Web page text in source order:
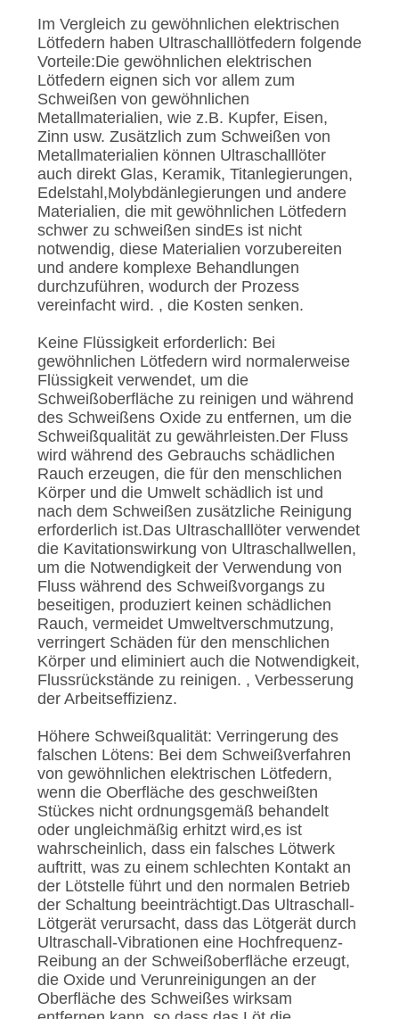
Im Vergleich zu gewöhnlichen elektrischen
Lötfedern haben Ultraschalllötfedern folgende
Vorteile:Die gewöhnlichen elektrischen
Lötfedern eignen sich vor allem zum
Schweißen von gewöhnlichen
Metallmaterialien, wie z.B. Kupfer, Eisen,
Zinn usw. Zusätzlich zum Schweißen von
Metallmaterialien können Ultraschalllöter
auch direkt Glas, Keramik, Titanlegierungen,
Edelstahl,Molybdänlegierungen und andere
Materialien, die mit gewöhnlichen Lötfedern
schwer zu schweißen sindEs ist nicht
notwendig, diese Materialien vorzubereiten
und andere komplexe Behandlungen
durchzuführen, wodurch der Prozess
vereinfacht wird. , die Kosten senken.
Keine Flüssigkeit erforderlich: Bei
gewöhnlichen Lötfedern wird normalerweise
Flüssigkeit verwendet, um die
Schweißoberfläche zu reinigen und während
des Schweißens Oxide zu entfernen, um die
Schweißqualität zu gewährleisten.Der Fluss
wird während des Gebrauchs schädlichen
Rauch erzeugen, die für den menschlichen
Körper und die Umwelt schädlich ist und
nach dem Schweißen zusätzliche Reinigung
erforderlich ist.Das Ultraschalllöter verwendet
die Kavitationswirkung von Ultraschallwellen,
um die Notwendigkeit der Verwendung von
Fluss während des Schweißvorgangs zu
beseitigen, produziert keinen schädlichen
Rauch, vermeidet Umweltverschmutzung,
verringert Schäden für den menschlichen
Körper und eliminiert auch die Notwendigkeit,
Flussrückstände zu reinigen. , Verbesserung
der Arbeitseffizienz.
Höhere Schweißqualität: Verringerung des
falschen Lötens: Bei dem Schweißverfahren
von gewöhnlichen elektrischen Lötfedern,
wenn die Oberfläche des geschweißten
Stückes nicht ordnungsgemäß behandelt
oder ungleichmäßig erhitzt wird,es ist
wahrscheinlich, dass ein falsches Lötwerk
auftritt, was zu einem schlechten Kontakt an
der Lötstelle führt und den normalen Betrieb
der Schaltung beeinträchtigt.Das Ultraschall-
Lötgerät verursacht, dass das Lötgerät durch
Ultraschall-Vibrationen eine Hochfrequenz-
Reibung an der Schweißoberfläche erzeugt,
die Oxide und Verunreinigungen an der
Oberfläche des Schweißes wirksam